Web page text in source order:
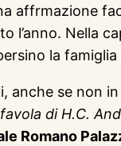
affrmazione
l’anno. Nella
la
anche se non
di H.C.
Romano